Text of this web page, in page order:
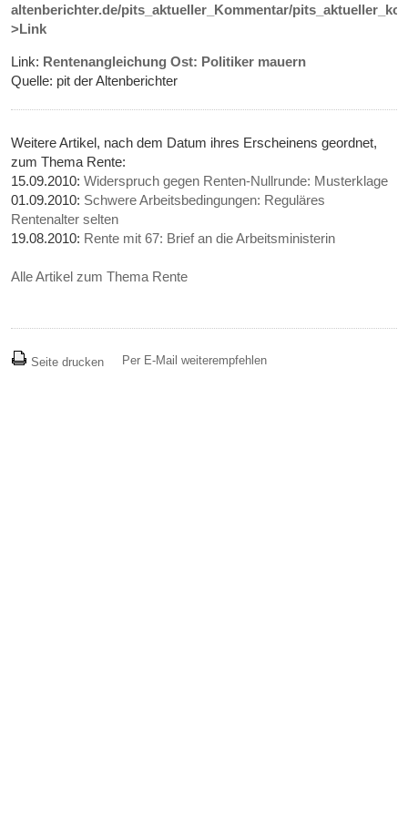
altenberichter.de/pits_aktueller_Kommentar/
>Link
Link: Rentenangleichung Ost: Politiker mauern
Quelle: pit der Altenberichter
Weitere Artikel, nach dem Datum ihres Erscheinens geordnet,
zum Thema Rente:
15.09.2010:Widerspruch gegen Renten-Nullrunde: Musterklage
01.09.2010: Schwere Arbeitsbedingungen: Reguläres
Rentenalter selten
19.08.2010: Rente mit 67: Brief an die Arbeitsministerin
Alle Artikel zum Thema Rente
Seite drucken Per E-Mail weiterempfehlen